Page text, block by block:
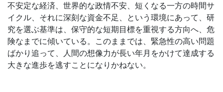
不安定な経済、世界的な政情不安、短くなる一方の時間サ
イクル、それに深刻な資金不足、という環境にあって、研
究を選ぶ基準は、保守的な短期目標を重視する方向へ、危
険なまでに傾いている。このままでは、緊急性の高い問題
ばかり追って、人間の想像力が長い年月をかけて達成する
大きな進歩を逃すことになりかねない。